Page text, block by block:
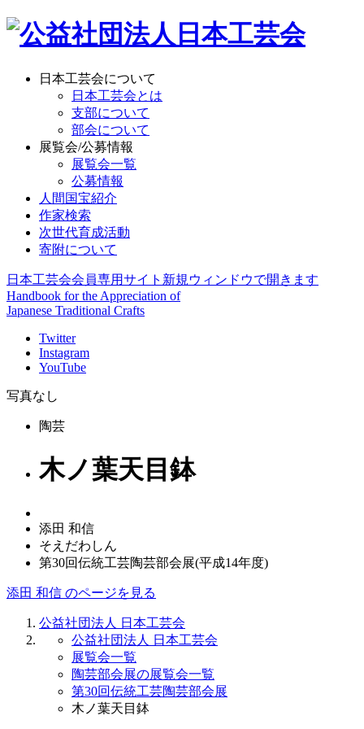
日本工芸会について
日本工芸会とは
支部について
部会について
展覧会/公募情報
展覧会一覧
公募情報
人間国宝紹介
作家検索
次世代育成活動
寄附について
日本工芸会会員専用サイト 新規ウィンドウで開きます
Handbook for the Appreciation of
Japanese Traditional Crafts
Twitter
Instagram
YouTube
写真なし
陶芸
木ノ葉天目鉢
添田 和信
そえだわしん
第30回伝統工芸陶芸部会展(平成14年度)
添田 和信 のページを見る
公益社団法人 日本工芸会
公益社団法人 日本工芸会
展覧会一覧
陶芸部会展の展覧会一覧
第30回伝統工芸陶芸部会展
木ノ葉天目鉢